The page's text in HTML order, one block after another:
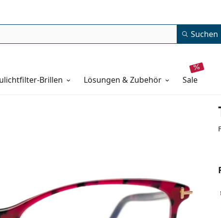
Suchen
Brillen Lösungen & Zubehör sale